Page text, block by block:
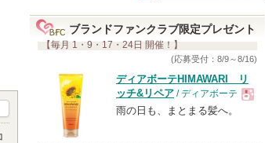
ブランドファンクラブ限定プレゼント
【毎月 1・9・17・24日 開催！】
(応募受付：8/9～8/16)
ディアボーテHIMAWARI リ
ッチ&リペア / ディアボーテ
雨の日も、まとまる髪へ。